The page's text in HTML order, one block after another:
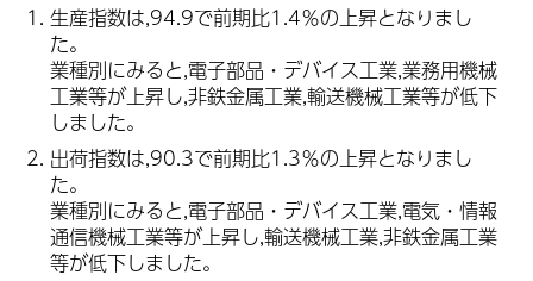
生産指数は,94.9で前期比1.4％の上昇となりまし
た。
業種別にみると,電子部品・デバイス工業,業務用機械
工業等が上昇し,非鉄金属工業,輸送機械工業等が低下
しました。
出荷指数は,90.3で前期比1.3％の上昇となりまし
た。
業種別にみると,電子部品・デバイス工業,電気・情報
通信機械工業等が上昇し,輸送機械工業,非鉄金属工業
等が低下しました。